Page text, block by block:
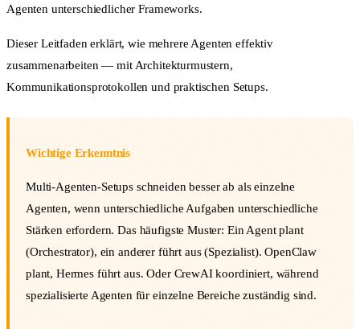
Agenten unterschiedlicher Frameworks.
Dieser Leitfaden erklärt, wie mehrere Agenten effektiv
zusammenarbeiten — mit Architekturmustern,
Kommunikationsprotokollen und praktischen Setups.
Wichtige Erkenntnis
Multi-Agenten-Setups schneiden besser ab als einzelne
Agenten, wenn unterschiedliche Aufgaben unterschiedliche
Stärken erfordern. Das häufigste Muster: Ein Agent plant
(Orchestrator), ein anderer führt aus (Spezialist). OpenClaw
plant, Hermes führt aus. Oder CrewAI koordiniert, während
spezialisierte Agenten für einzelne Bereiche zuständig sind.